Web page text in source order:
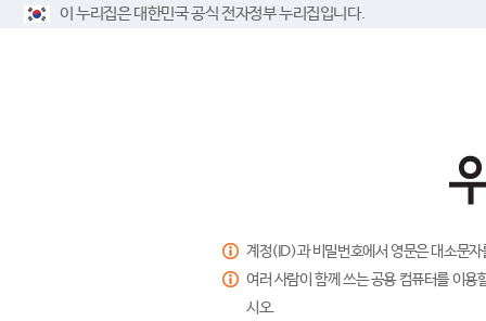
이 누리집은 대한민국 공식 전자정부 누리집입니다.
계정(ID)과 비밀번호에서 영문은 대소문
여러 사람이 함께 쓰는 공용 컴퓨터를 이
시오.